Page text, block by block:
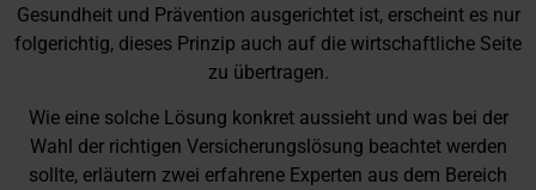
Gesundheit und Prävention ausgerichtet ist, erscheint es nur
folgerichtig, dieses Prinzip auch auf die wirtschaftliche Seite
zu übertragen.
Wie eine solche Lösung konkret aussieht und was bei der
Wahl der richtigen Versicherungslösung beachtet werden
sollte, erläutern zwei erfahrene Experten aus dem Bereich